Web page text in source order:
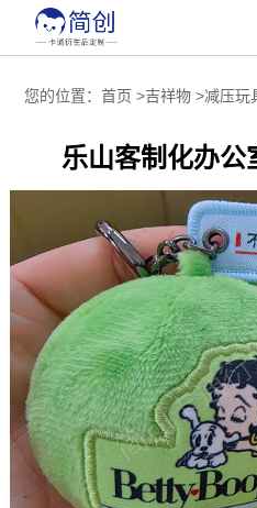
您的位置： 首页 >吉祥物>减压玩
乐山客制化办公